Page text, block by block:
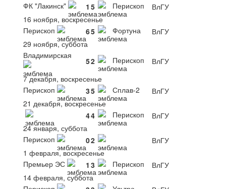
ФК "Лакинск"
1 5 Перископ
ВлГУ
16 ноября, воскресенье
Перископ
65 Фортуна
ВлГУ
29 ноября, суббота
Владимирская
52 Перископ
ВлГУ
7 декабря, воскресенье
Перископ
35 Сплав-2
ВлГУ
21 декабря, воскресенье
44 Перископ
ВлГУ
24 января, суббота
Перископ
02
ВлГУ
1 февраля, воскресенье
Премьер ЭС
1 3 Перископ
ВлГУ
14 февраля, суббота